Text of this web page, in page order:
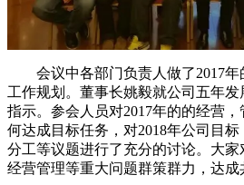
会议中各部门负责人做了2017年
工作规划。董事长姚毅就公司五年
指示。参会人员对2017年的的经营
何达成目标任务，对2018年公司目
分工等议题进行了充分的讨论。大
经营管理等重大问题群策群力，达成